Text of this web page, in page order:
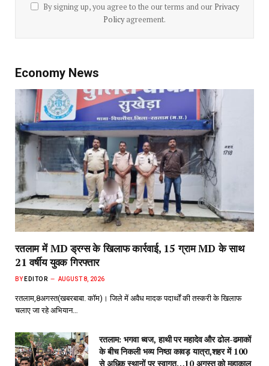
By signing up, you agree to the our terms and our Privacy
Policyagreement.
Economy News
रतलाम में MD ड्रग्स के खिलाफ कार्रवाई, 15 ग्राम MD के साथ
21 वर्षीय युवक गिरफ्तार
BY EDITOR AUGUST 8, 2026
रतलाम,8अगस्त(खबरबाबा. कॉम)। जिले में अवैध मादक पदार्थों की तस्करी के खिलाफ
चलाए जा रहे अभियान…
रतलाम: भगवा ध्वज, हाथी पर महादेव और ढोल-ढमाकों
के बीच निकली भव्य निष्ठा कावड़ यात्रा,शहर में 100
से अधिक स्थानों पर स्वागत…10 अगस्त को महाकाल